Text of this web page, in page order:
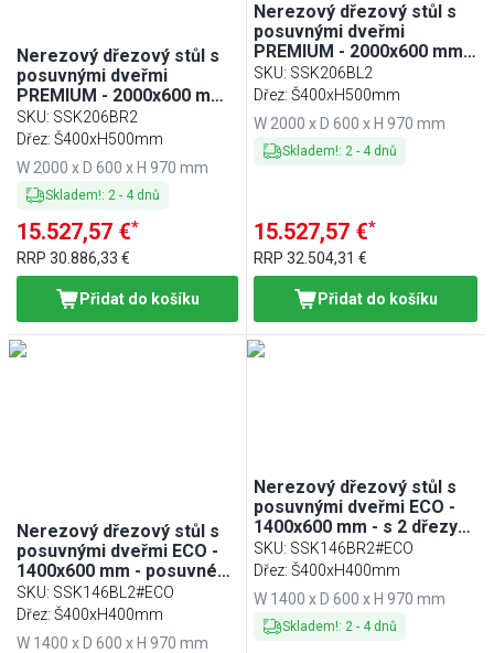
Nerezový dřezový stůl s
posuvnými dveřmi
PREMIUM - 2000x600 mm -
posuvné dveře - s
odkapávací plochou vlevo
SKU: SSK206BR2
Dřez: Š400xH500mm
W 2000 x D 600 x H 970 mm
Skladem!: 2- 4 dnů
15.527,57 €*
RRP 30.886,33 €
Přidat do košíku
Nerezový dřezový stůl s
posuvnými dveřmi
PREMIUM - 2000x600 mm -
s 2 dřezy vlevo
SKU: SSK206BL2
Dřez: Š400xH500mm
W 2000 x D 600 x H 970 mm
Skladem!: 2 - 4 dnů
15.527,57 €*
RRP32.504,31 €
Přidat do košíku
Nerezový dřezový stůl s
posuvnými dveřmi ECO -
1400x600 mm - posuvné
dveře - s odkapávací
plochou vpravo - s 2 dřezy
SKU: SSK146BL2#ECO
Dřez: Š400xH400mm
W 1400 x D 600 x H 970 mm
Nerezový dřezový stůl s
posuvnými dveřmi ECO -
1400x600 mm - s 2 dřezy
vpravo
SKU: SSK146BR2#ECO
Dřez: Š400xH400mm
W 1400 x D 600 x H 970 mm
Skladem!: 2 - 4 dnů